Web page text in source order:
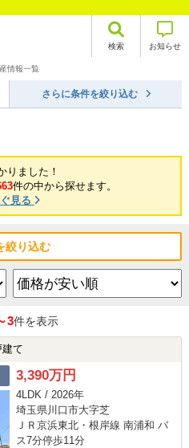
検索 お知らせ
情報一覧
さらに条件を絞り込む
りました！
件の中から探せます。
見る
絞り込む
3件を表示
て
3,390万円
4LDK / 2026年
埼玉県川口市大字芝
ＪＲ京浜東北・根岸線 南浦和 バ
ス7分停歩11分